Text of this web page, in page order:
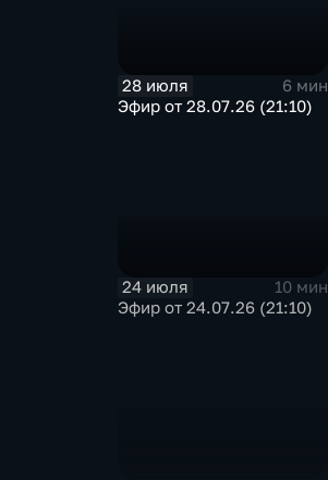
28 июля
6 мин
Эфир от 28.07.26 (21:10)
24 июля
10 мин
Эфир от 24.07.26 (21:10)